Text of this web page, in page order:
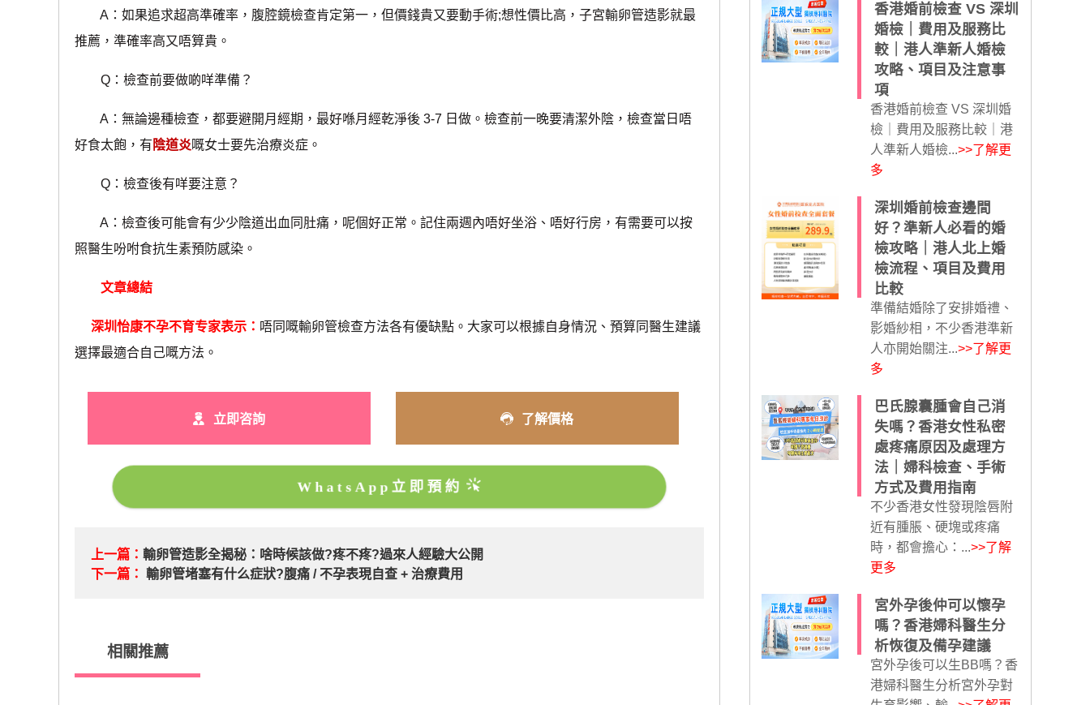
A：如果追求超高準確率，腹腔鏡檢查肯定第一，但價錢貴又要動手術;想性價比高，子宮輸卵管造影就最
推薦，準確率高又唔算貴。
Q：檢查前要做啲咩準備？
A：無論邊種檢查，都要避開月經期，最好喺月經乾淨後 3-7 日做。檢查前一晚要清潔外陰，檢查當日唔
好食太飽，有 陰道炎嘅女士要先治療炎症。
Q：檢查後有咩要注意？
A：檢查後可能會有少少陰道出血同肚痛，呢個好正常。記住兩週內唔好坐浴、唔好行房，有需要可以按
照醫生吩咐食抗生素預防感染。
文章總結
深圳怡康不孕不育专家表示： 唔同嘅輸卵管檢查方法各有優缺點。大家可以根據自身情況、預算同醫生建議
選擇最適合自己嘅方法。
立即咨詢 了解價格
WhatsApp立即預約
上一篇：輸卵管造影全揭秘：啥時候該做?疼不疼?過來人經驗大公開
下一篇： 輸卵管堵塞有什么症狀?腹痛 / 不孕表現自查 + 治療費用
相關推薦
香港婚前檢查 VS 深圳
婚檢｜費用及服務比
較｜港人準新人婚檢
攻略、項目及注意事
項
香港婚前檢查 VS 深圳婚
檢｜費用及服務比較｜港
人準新人婚檢...>>了解更
多
深圳婚前檢查邊間
好？準新人必看的婚
檢攻略｜港人北上婚
檢流程、項目及費用
比較
準備結婚除了安排婚禮、
影婚紗相，不少香港準新
人亦開始關注...>>了解更
多
巴氏腺囊腫會自己消
失嗎？香港女性私密
處疼痛原因及處理方
法｜婦科檢查、手術
方式及費用指南
不少香港女性發現陰唇附
近有腫脹、硬塊或疼痛
時，都會擔心：...>>了解
更多
宮外孕後仲可以懷孕
嗎？香港婦科醫生分
析恢復及備孕建議
宮外孕後可以生BB嗎？香
港婦科醫生分析宮外孕對